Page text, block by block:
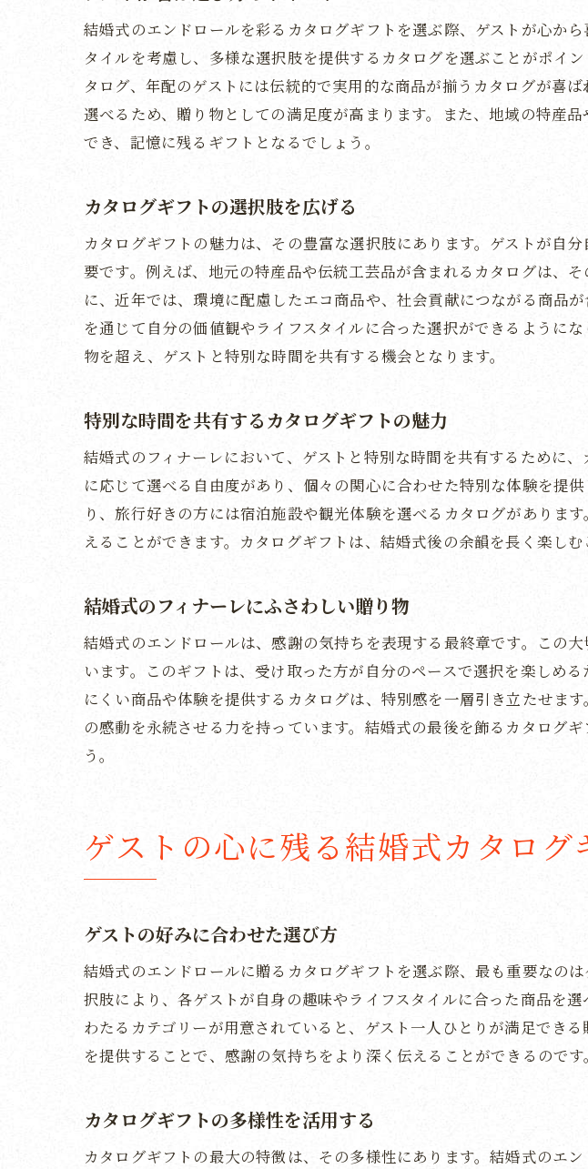
特別な一日の思
カタログギフト
特別な日を記念
ゲストにとって
カタログギフト
ゲストに驚きを
感動を生む演出の
ゲストの心をつか
カタログギフト
贈る側の思いを伝
ゲストに喜ばれ
感謝のメッセージ
エンドロールにぴ
締めくくりにふ
ゲストに喜ばれ
結婚式を締めく
カタログギフトで結婚
エンドロールに
カタログギフト
結婚式の終わり
結婚式のエンドロールを彩るカタログギフトを選ぶ際、ゲストが心か
タイルを考慮し、多様な選択肢を提供するカタログを選ぶことがポイ
タログ、年配のゲストには伝統的で実用的な商品が揃うカタログが喜
選べるため、贈り物としての満足度が高まります。また、地域の特産
でき、記憶に残るギフトとなるでしょう。
カタログギフトの選択肢を広げる
カタログギフトの魅力は、その豊富な選択肢にあります。ゲストが自
要です。例えば、地元の特産品や伝統工芸品が含まれるカタログは、
に、近年では、環境に配慮したエコ商品や、社会貢献につながる商品
を通じて自分の価値観やライフスタイルに合った選択ができるように
物を超え、ゲストと特別な時間を共有する機会となります。
特別な時間を共有するカタログギフトの魅力
結婚式のフィナーレにおいて、ゲストと特別な時間を共有するために
に応じて選べる自由度があり、個々の関心に合わせた特別な体験を提
り、旅行好きの方には宿泊施設や観光体験を選べるカタログがありま
えることができます。カタログギフトは、結婚式後の余韻を長く楽し
結婚式のフィナーレにふさわしい贈り物
結婚式のエンドロールは、感謝の気持ちを表現する最終章です。この
います。このギフトは、受け取った方が自分のペースで選択を楽しめ
にくい商品や体験を提供するカタログは、特別感を一層引き立たせま
の感動を永続させる力を持っています。結婚式の最後を飾るカタログ
う。
ゲストの心に残る結婚式カタログ
ゲストの好みに合わせた選び方
結婚式のエンドロールに贈るカタログギフトを選ぶ際、最も重要なの
択肢により、各ゲストが自身の趣味やライフスタイルに合った商品を
わたるカテゴリーが用意されていると、ゲスト一人ひとりが満足でき
を提供することで、感謝の気持ちをより深く伝えることができるのです。
カタログギフトの多様性を活用する
カタログギフトの最大の特徴は、その多様性にあります。結婚式のエ